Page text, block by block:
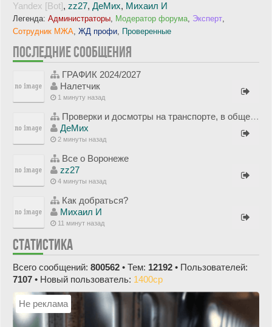
Yandex [Bot], zz27, ДеМих, Михаил И
Легенда: Администраторы, Модератор форума, Эксперт,
Сотрудник МЖА, ЖД профи, Проверенные
ПОСЛЕДНИЕ СООБЩЕНИЯ
ГРАФИК 2024/2027
Hалетчик
1 минуту назад
Проверки и досмотры на транспорте, в общественных зданиях, на границе и рядом (обсуждения и проблемы)
ДеМих
2 минуты назад
Все о Воронеже
zz27
4 минуты назад
Как добраться?
Михаил И
11 минут назад
СТАТИСТИКА
Всего сообщений: 800562 • Тем: 12192 • Пользователей:
7107 • Новый пользователь: 1400cp
Не реклама